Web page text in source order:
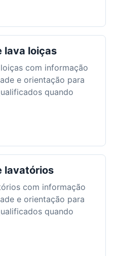
lava loiças
com informação
e orientação para
quando
lavatórios
com informação
e orientação para
quando